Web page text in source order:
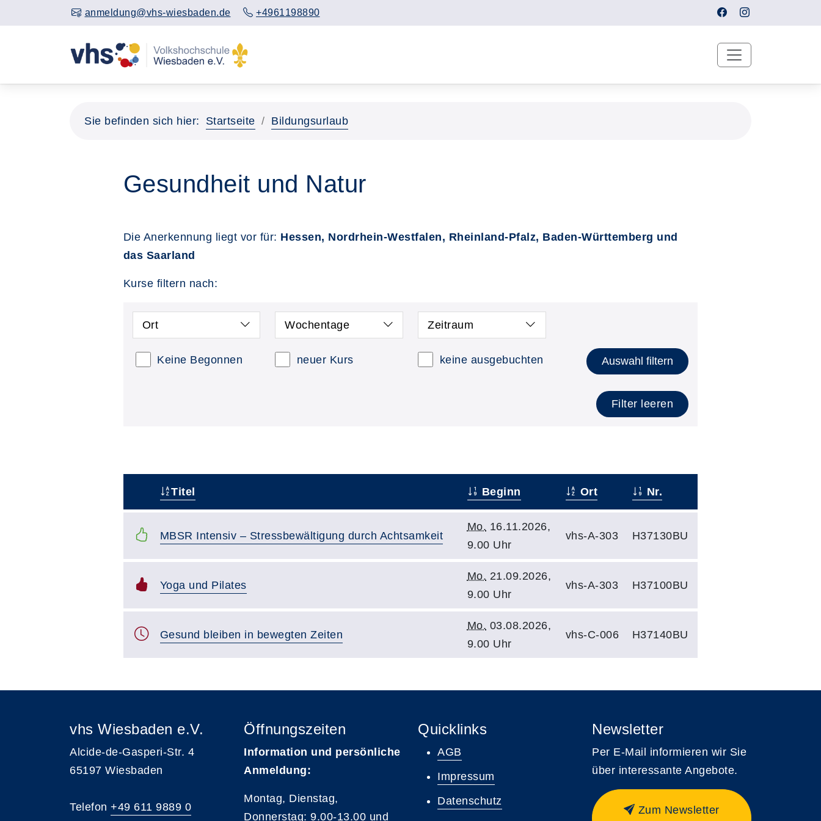
anmeldung@vhs-wiesbaden.de +4961198890
Sie befinden sich hier: Startseite Bildungsurlaub
Gesundheit und Natur
Die Anerkennung liegt vor für: Hessen, Nordrhein-Westfalen, Rheinland-Pfalz, Baden-Württemberg und
das Saarland
Kurse filtern nach:
Ort Wochentage Zeitraum
Keine Begonnen neuer Kurs keine ausgebuchten Auswahl filtern
Filter leeren
Titel Beginn Ort Nr.
MBSR Intensiv – Stressbewältigung durch Achtsamkeit
Mo. 16.11.2026,
9.00 Uhr
vhs-A-303 H37130BU
Yoga und Pilates
Mo. 21.09.2026,
9.00 Uhr
vhs-A-303 H37100BU
Gesund bleiben in bewegten Zeiten
Mo. 03.08.2026,
9.00 Uhr
vhs-C-006 H37140BU
vhs Wiesbaden e.V.
Alcide-de-Gasperi-Str. 4
65197 Wiesbaden
Telefon +49 611 9889 0
Öffnungszeiten
Information und persönliche
Anmeldung:
Montag, Dienstag,
Donnerstag: 9.00-13.00 und
Quicklinks
AGB
Impressum
Datenschutz
Newsletter
Per E-Mail informieren wir Sie
über interessante Angebote.
Zum Newsletter